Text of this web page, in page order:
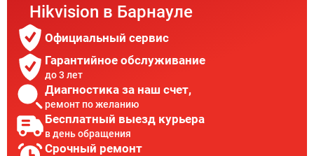
Hikvision в Барнауле
Официальный сервис
Гарантийное обслуживание
до 3 лет
Диагностика за наш счет,
ремонт по желанию
Бесплатный выезд курьера
в день обращения
Срочный ремонт